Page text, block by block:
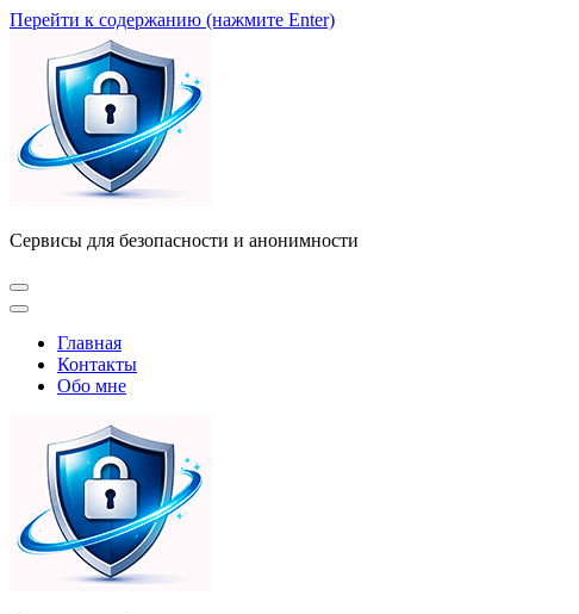
Перейти к содержанию (нажмите Enter)
Сервисы для безопасности и анонимности
Главная
Контакты
Обо мне